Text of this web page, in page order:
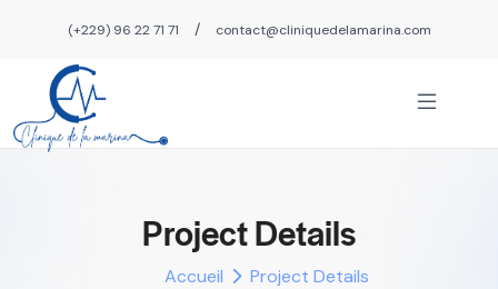
(+229) 96 22 71 71 / contact@cliniquedelamarina.com
Project Details
Accueil Project Details